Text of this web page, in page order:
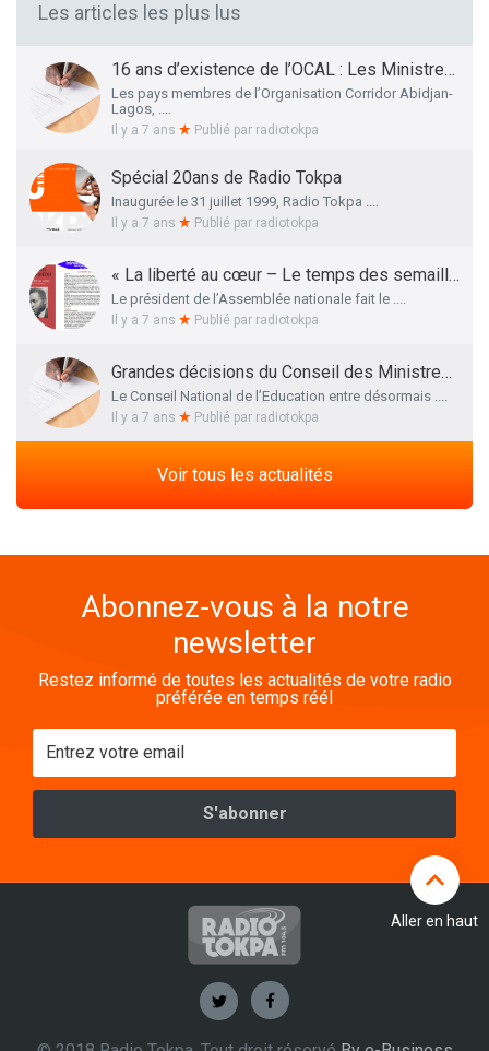
Les articles les plus lus
16 ans d’existence de l’OCAL : Les Ministres des Infrastructures et Transports et de la Santé présentent le bilan et les Perspectives
Les pays membres de l’Organisation Corridor Abidjan-
Lagos, ....
Il y a 7 ans Publié par radiotokpa
Spécial 20ans de Radio Tokpa
Inaugurée le 31 juillet 1999, Radio Tokpa ....
Il y a 7 ans Publié par radiotokpa
« La liberté au cœur – Le temps des semailles », l’essai autobiographique de Me Adrien HOUNGBEDJI rendu public
Le président de l’Assemblée nationale fait le ....
Il y a 7 ans Publié par radiotokpa
Grandes décisions du Conseil des Ministres de ce 27 Mars 2019 : La liste définitive des membres du Conseil National de l’Education dévoilée
Le Conseil National de l’Education entre désormais ....
Il y a 7 ans Publié par radiotokpa
Voir tous les actualités
Abonnez-vous à la notre
newsletter
Restez informé de toutes les actualités de votre radio
préférée en temps réél
Aller en haut